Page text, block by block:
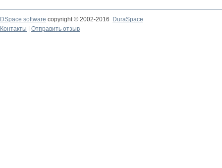
DSpace software copyright © 2002-2016
DuraSpace
Контакты
Отправить отзыв